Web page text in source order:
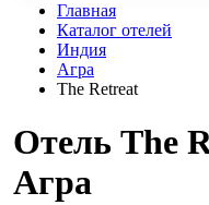
Главная
Каталог отелей
Индия
Агра
The Retreat
Отель The
Агра